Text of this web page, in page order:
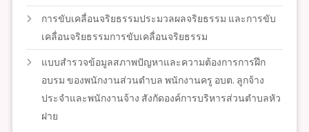
การขับเคลื่อนจริยธรรมประมวลผลจริยธรรม และการขับ
เคลื่อนจริยธรรมการขับเคลื่อนจริยธรรม
แบบสำรวจข้อมูลสภาพปัญหาและความต้องการการฝึก
อบรม ของพนักงานส่วนตำบล พนักงานครู อบต. ลูกจ้าง
ประจำและพนักงานจ้าง สังกัดองค์การบริหารส่วนตำบลหัว
ฝาย